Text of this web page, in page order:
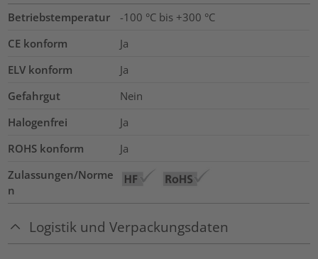
Betriebstemperatur
-100 °C bis +300 °C
CE konform
Ja
ELV konform
Ja
Gefahrgut
Nein
Halogenfrei
Ja
ROHS konform
Ja
Zulassungen/Norme
n
Logistik und Verpackungsdaten